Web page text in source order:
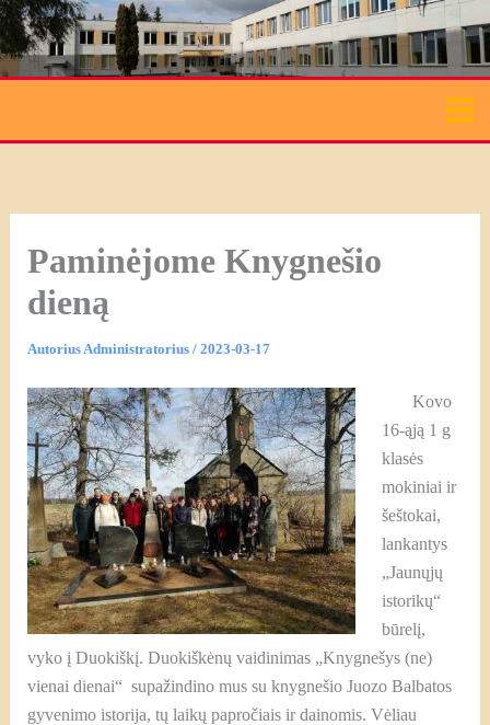
Pereiti
prie
turinio
Paminėjome Knygnešio
dieną
AutoriusAdministratorius / 2023-03-17
Kovo
16-ąją 1 g
klasės
mokiniai ir
šeštokai,
lankantys
„Jaunųjų
istorikų“
būrelį,
vyko į Duokiškį. Duokiškėnų vaidinimas „Knygnešys (ne)
vienai dienai“ supažindino mus su knygnešio Juozo Balbatos
gyvenimo istorija, tų laikų papročiais ir dainomis. Vėliau